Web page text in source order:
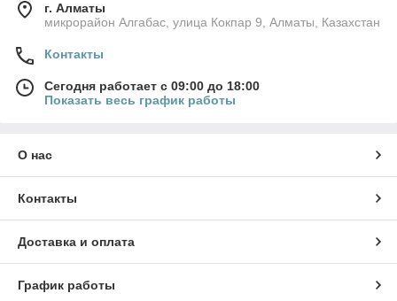
г. Алматы
микрорайон Алгабас, улица Кокпар 9, Алматы, Казахстан
Контакты
Сегодня работает с 09:00 до 18:00
Показать весь график работы
О нас
Контакты
Доставка и оплата
График работы